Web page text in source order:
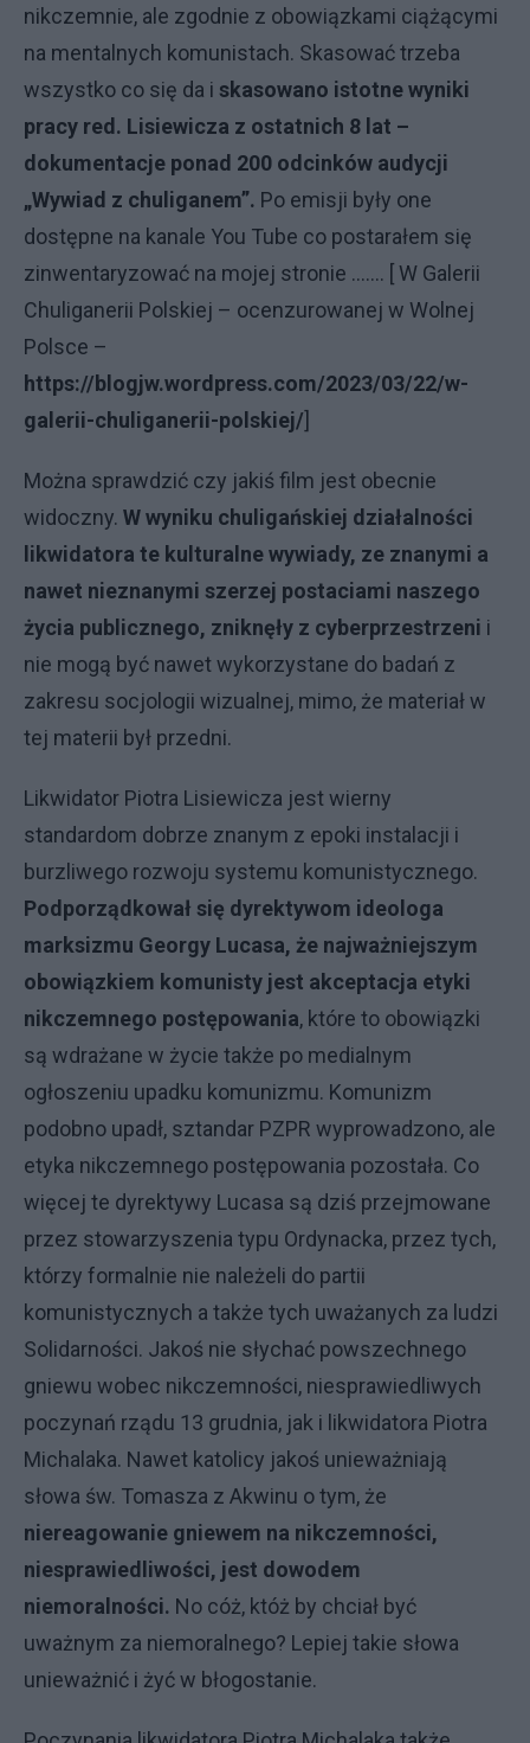
nikczemnie, ale zgodnie z obowiązkami ciążącymi
na mentalnych komunistach. Skasować trzeba
wszystko co się da i skasowano istotne wyniki
pracy red. Lisiewicza z ostatnich 8 lat –
dokumentacje ponad 200 odcinków audycji
„Wywiad z chuliganem”. Po emisji były one
dostępne na kanale You Tube co postarałem się
zinwentaryzować na mojej stronie ……. [ W Galerii
Chuliganerii Polskiej – ocenzurowanej w Wolnej
Polsce –
https://blogjw.wordpress.com/2023/03/22/w-
galerii-chuliganerii-polskiej/
Można sprawdzić czy jakiś film jest obecnie
widoczny. W wyniku chuligańskiej działalności
likwidatora te kulturalne wywiady, ze znanymi a
nawet nieznanymi szerzej postaciami naszego
życia publicznego, zniknęły z cyberprzestrzeni i
nie mogą być nawet wykorzystane do badań z
zakresu socjologii wizualnej, mimo, że materiał w
tej materii był przedni.
Likwidator Piotra Lisiewicza jest wierny
standardom dobrze znanym z epoki instalacji i
burzliwego rozwoju systemu komunistycznego.
Podporządkował się dyrektywom ideologa
marksizmu Georgy Lucasa, że najważniejszym
obowiązkiem komunisty jest akceptacja etyki
nikczemnego postępowania, które to obowiązki
są wdrażane w życie także po medialnym
ogłoszeniu upadku komunizmu. Komunizm
podobno upadł, sztandar PZPR wyprowadzono, ale
etyka nikczemnego postępowania pozostała. Co
więcej te dyrektywy Lucasa są dziś przejmowane
przez stowarzyszenia typu Ordynacka, przez tych,
którzy formalnie nie należeli do partii
komunistycznych a także tych uważanych za ludzi
Solidarności. Jakoś nie słychać powszechnego
gniewu wobec nikczemności, niesprawiedliwych
poczynań rządu 13 grudnia, jak i likwidatora Piotra
Michalaka. Nawet katolicy jakoś unieważniają
słowa św. Tomasza z Akwinu o tym, że
niereagowanie gniewem na nikczemności,
niesprawiedliwości, jest dowodem
niemoralności. No cóż, któż by chciał być
uważnym za niemoralnego? Lepiej takie słowa
unieważnić i żyć w błogostanie.